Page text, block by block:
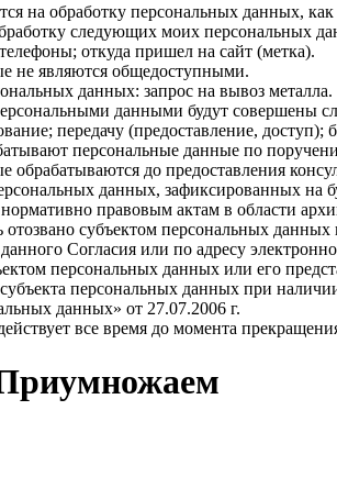
на обработку персональных данных,
следующих моих персональных
откуда пришел на сайт (метка).
не являются общедоступными.
данных: запрос на вывоз металла.
данными будут совершены
передачу (предоставление,
персональные данные по
обрабатываются до предоставления
данных, зафиксированных на
правовым актам в области
субъектом персональных данных
Согласия или по адресу
персональных данных или его
персональных данных при
данных» от 27.07.2006 г.
все время до момента